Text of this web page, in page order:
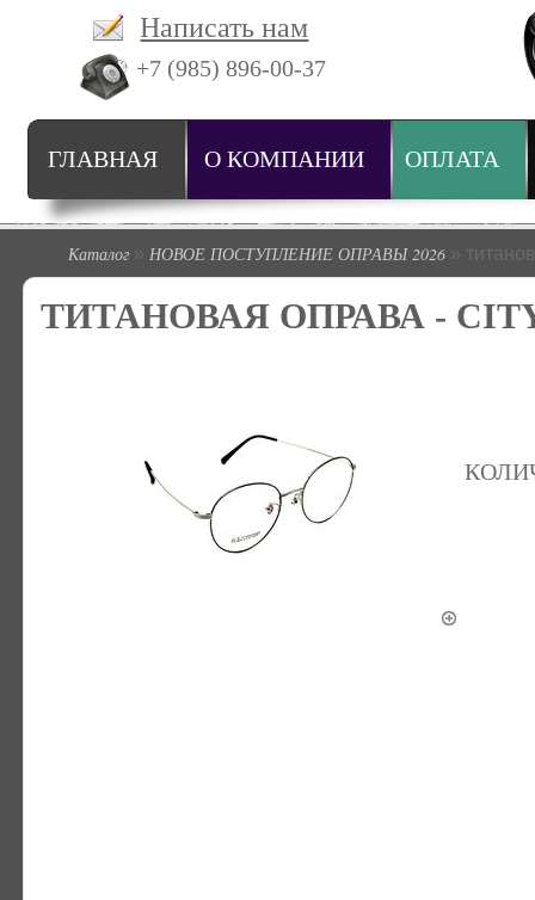
Написать нам
+7 (985) 896-00-37
ГЛАВНАЯ О КОМПАНИИ ОПЛАТА
Каталог » НОВОЕ ПОСТУПЛЕНИЕ ОПРАВЫ 2026 »
ТИТАНОВАЯ ОПРАВА -